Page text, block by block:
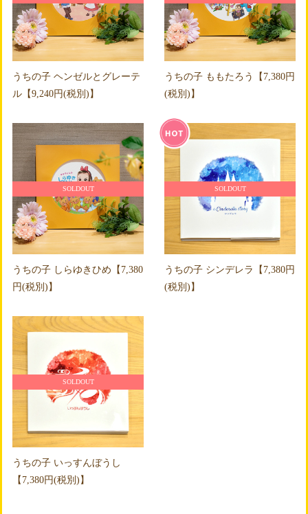
うちの子 ヘンゼルとグレーテ
ル【9,240円(税別)】
うちの子 ももたろう【7,380円
(税別)】
SOLDOUT
うちの子 しらゆきひめ【7,380
円(税別)】
SOLDOUT
うちの子 シンデレラ【7,380円
(税別)】
SOLDOUT
うちの子 いっすんぼうし
【7,380円(税別)】